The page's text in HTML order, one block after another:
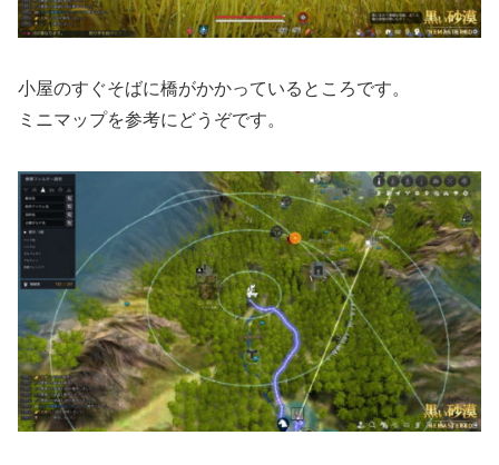
小屋のすぐそばに橋がかかっているところです。
ミニマップを参考にどうぞです。